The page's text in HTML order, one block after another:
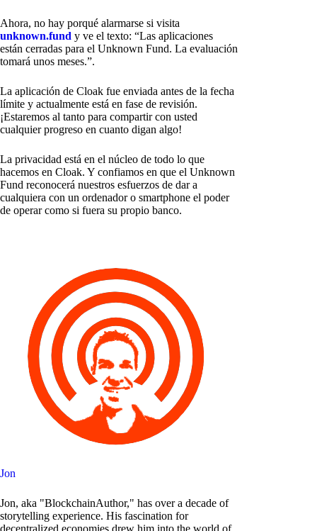
Ahora, no hay porqué alarmarse si visita
unknown.fund y ve el texto: “Las aplicaciones
están cerradas para el Unknown Fund. La evaluación
tomará unos meses.”.
La aplicación de Cloak fue enviada antes de la fecha
límite y actualmente está en fase de revisión.
¡Estaremos al tanto para compartir con usted
cualquier progreso en cuanto digan algo!
La privacidad está en el núcleo de todo lo que
hacemos en Cloak. Y confiamos en que el Unknown
Fund reconocerá nuestros esfuerzos de dar a
cualquiera con un ordenador o smartphone el poder
de operar como si fuera su propio banco.
Jon
Jon, aka "BlockchainAuthor," has over a decade of
storytelling experience. His fascination for
decentralized economies drew him into the world of